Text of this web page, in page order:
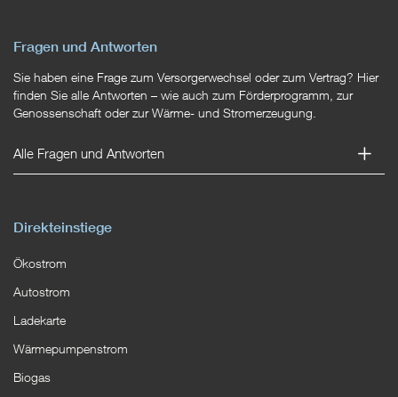
Fragen und Antworten
Sie haben eine Frage zum Versorgerwechsel oder zum Vertrag? Hier
finden Sie alle Antworten – wie auch zum Förderprogramm, zur
Genossenschaft oder zur Wärme- und Stromerzeugung.
Alle Fragen und Antworten
Direkteinstiege
Ökostrom
Autostrom
Ladekarte
Wärmepumpenstrom
Biogas